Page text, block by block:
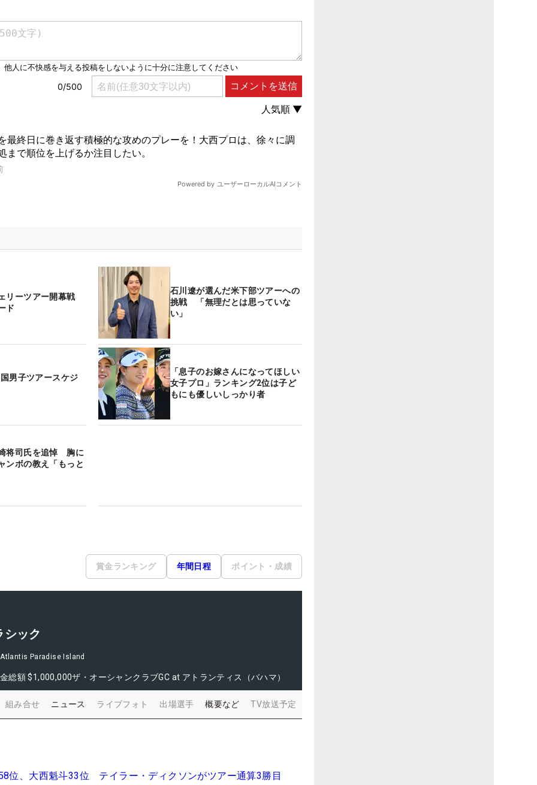
リーツアー開幕戦
ド
石川遼が選んだ米下部ツアーへの
挑戦 「無理だとは思っていな
い」
男子ツアースケジ
「息子のお嫁さんになってほしい
女子プロ」ランキング2位は子ど
もにも優しいしっかり者
将司氏を追悼 胸に
ンボの教え「もっと
賞金ランキング 年間日程 ポイント・成績
シック
Paradise Island
総額 $1,000,000ザ・オーシャンクラブGC at アトランティス（バハマ）
組み合せ ニュース ライブフォト 出場選手 概要など TV放送予定
位、大西魁斗33位 テイラー・ディクソンがツアー通算3勝目